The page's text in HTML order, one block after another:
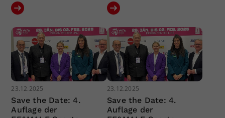
23.12.2025
Save the Date: 4.
Auflage der
23.12.2025
Save the Date: 4.
Auflage der